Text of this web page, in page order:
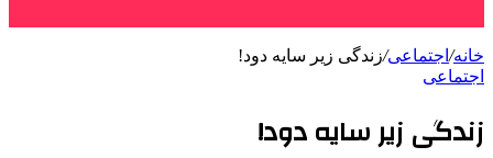
خانه/ اجتماعی/زندگی زیر سایه دود!
اجتماعی
زندگی زیر سایه دود!